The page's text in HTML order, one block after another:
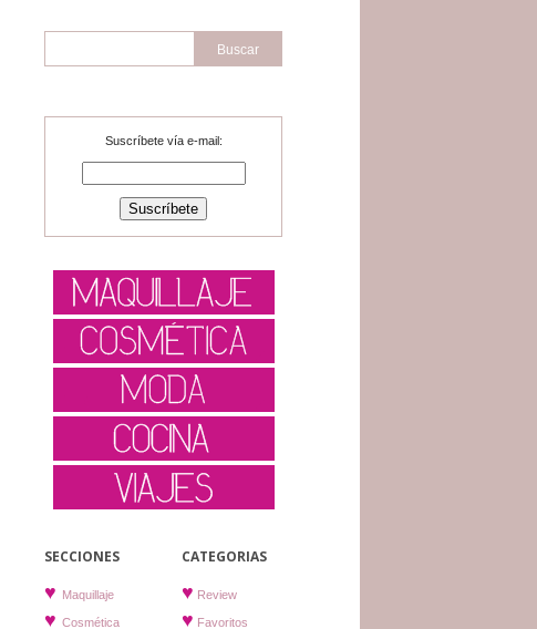
Buscar
Suscríbete vía e-mail:
SECCIONES
♥ Maquillaje
♥ Cosmética
CATEGORIAS
♥ Review
♥ Favoritos